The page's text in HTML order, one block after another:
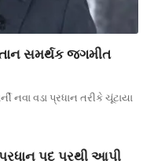
સમર્થક જગમીત
નવા વડા પ્રધાન તરીકે ચૂંટાયા
પદ પરથી આપી